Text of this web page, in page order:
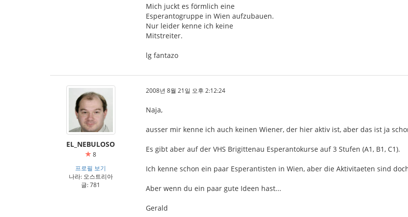
Mich juckt es förmlich eine
Esperantogruppe in Wien aufzubauen.
Nur leider kenne ich keine
Mitstreiter.
lg fantazo
EL_NEBULOSO
8
프로필 보기
나라: 오스트리아
글: 781
2008년 8월 21일 오후 2:12:24
Naja,
ausser mir kenne ich auch keinen Wiener, der hier aktiv ist, aber das ist ja
Es gibt aber auf der VHS Brigittenau Esperantokurse auf 3 Stufen (A1, B1, C1).
Ich kenne schon ein paar Esperantisten in Wien, aber die Aktivitaeten sind
Aber wenn du ein paar gute Ideen hast...
Gerald